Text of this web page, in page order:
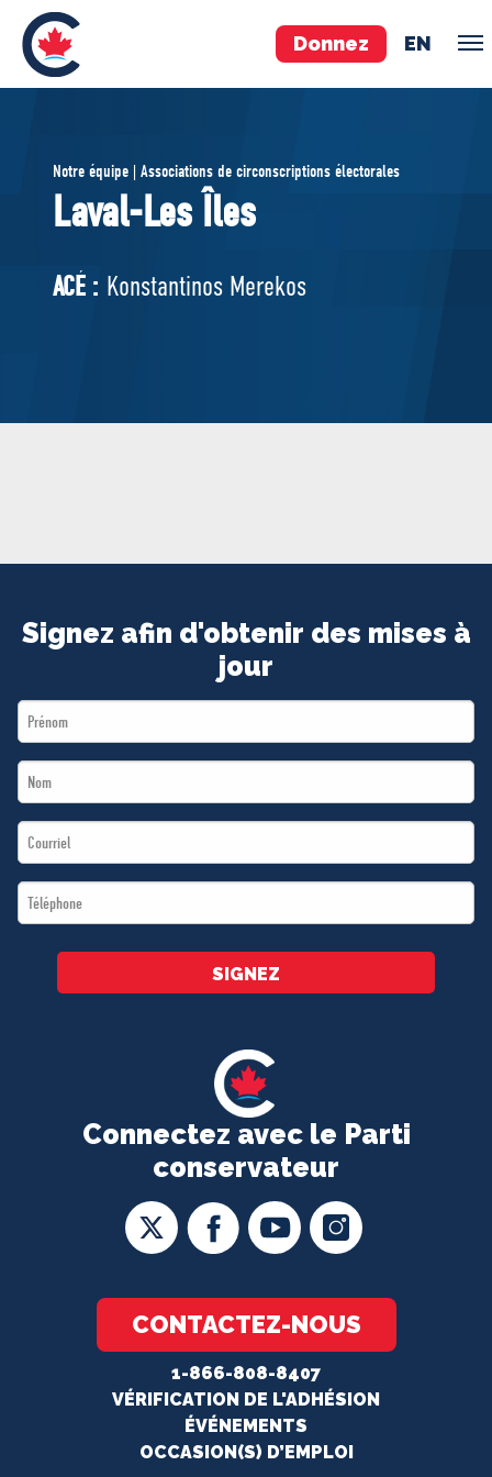
Donnez EN
ÉQUIPE
Pierre Poilievre
Vos députés conservateurs
Cabinet fantôme
Exécutif national
BOUTIQUE
Notre équipe | Associations de circonscriptions électorales
Laval-Les Îles
ACÉ : Konstantinos Merekos
Connectez avec le Parti
conservateur
CONTACTEZ-NOUS
1-866-808-8407
VÉRIFICATION DE L'ADHÉSION
ÉVÉNEMENTS
OCCASION(S) D’EMPLOI
Signez afin d'obtenir des mises à
jour
First
Name
Last
Name
Email
*
Téléphone
*
SIGNEZ